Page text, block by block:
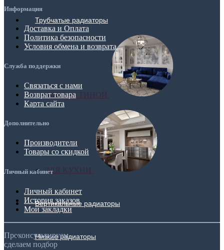
Трубчатые радиаторы
ДЛЯ ГОСТИНОЙ
ДЛЯ КУХНИ
Вертикальные радиаторы
Низкие радиаторы
Информация
Доставка и Оплата
Политика безопасности
Условия обмена и возврата
Служба поддержки
Связаться с нами
Возврат товара
Карта сайта
Дополнительно
Производители
Товары со скидкой
Личный кабинет
Личный кабинет
История заказов
Мои закладки
Проконсультируем,
сделаем подбор